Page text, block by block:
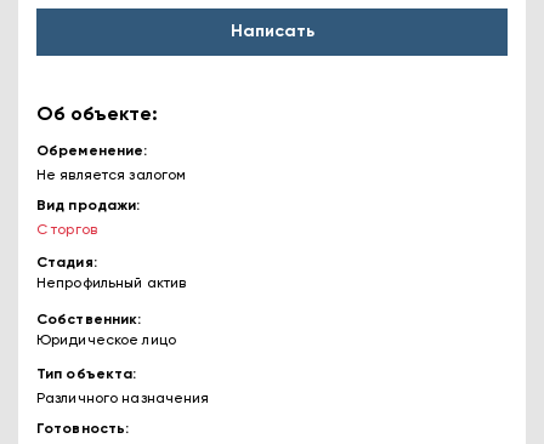
Написать
Об объекте:
Обременение
Не является залогом
Вид продажи
С торгов
Стадия
Непрофильный актив
Собственник
Юридическое лицо
Тип объекта
Различного назначения
Готовность